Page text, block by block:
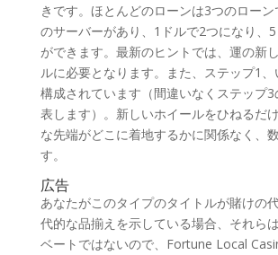
きです。ほとんどのローンは3つのローン
のサーバーがあり、1ドルで2つになり、
ができます。最新のヒントでは、運の新
ルに必要となります。また、ステップ1
構成されています（間違いなくステップ
表します）。新しいホイールをひねるだ
な先端がどこに着地するかに関係なく、
す。
広告
あなたがこのタイプのタイトルが賭けの
代的な品揃えを示している場合、それら
ベートではないので、Fortune Local